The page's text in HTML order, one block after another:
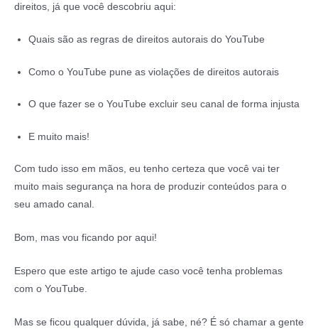
direitos, já que você descobriu aqui:
Quais são as regras de direitos autorais do YouTube
Como o YouTube pune as violações de direitos autorais
O que fazer se o YouTube excluir seu canal de forma injusta
E muito mais!
Com tudo isso em mãos, eu tenho certeza que você vai ter
muito mais segurança na hora de produzir conteúdos para o
seu amado canal.
Bom, mas vou ficando por aqui!
Espero que este artigo te ajude caso você tenha problemas
com o YouTube.
Mas se ficou qualquer dúvida, já sabe, né? É só chamar a gente